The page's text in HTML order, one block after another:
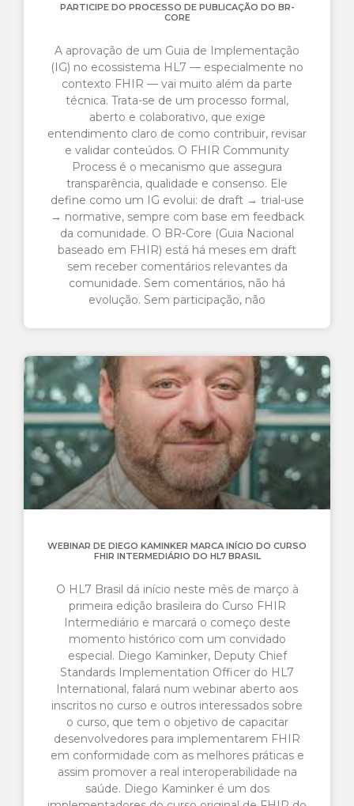
PARTICIPE DO PROCESSO DE PUBLICAÇÃO DO BR-
CORE
A aprovação de um Guia de Implementação
(IG) no ecossistema HL7 — especialmente no
contexto FHIR — vai muito além da parte
técnica. Trata-se de um processo formal,
aberto e colaborativo, que exige
entendimento claro de como contribuir, revisar
e validar conteúdos. O FHIR Community
Process é o mecanismo que assegura
transparência, qualidade e consenso. Ele
define como um IG evolui: de draft → trial-use
→ normative, sempre com base em feedback
da comunidade. O BR-Core (Guia Nacional
baseado em FHIR) está há meses em draft
sem receber comentários relevantes da
comunidade. Sem comentários, não há
evolução. Sem participação, não
WEBINAR DE DIEGO KAMINKER MARCA INÍCIO DO CURSO
FHIR INTERMEDIÁRIO DO HL7 BRASIL
O HL7 Brasil dá início neste mês de março à
primeira edição brasileira do Curso FHIR
Intermediário e marcará o começo deste
momento histórico com um convidado
especial. Diego Kaminker, Deputy Chief
Standards Implementation Officer do HL7
International, falará num webinar aberto aos
inscritos no curso e outros interessados sobre
o curso, que tem o objetivo de capacitar
desenvolvedores para implementarem FHIR
em conformidade com as melhores práticas e
assim promover a real interoperabilidade na
saúde. Diego Kaminker é um dos